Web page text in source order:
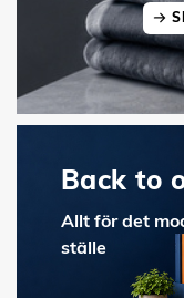
Back to
Allt för det
ställe